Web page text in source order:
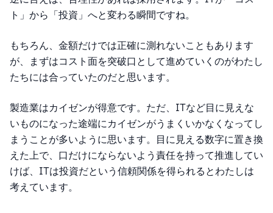
ト」から「投資」へと変わる瞬間ですね。
もちろん、金額だけでは正確に測れないこともあります
が、まずはコスト面を突破口として進めていくのがわたし
たちには合っていたのだと思います。
製造業はカイゼンが得意です。ただ、ITなど目に見えな
いものになった途端にカイゼンがうまくいかなくなってし
まうことが多いように思います。目に見える数字に置き換
えた上で、口だけにならないよう責任を持って推進してい
けば、ITは投資だという信頼関係を得られるとわたしは
考えています。